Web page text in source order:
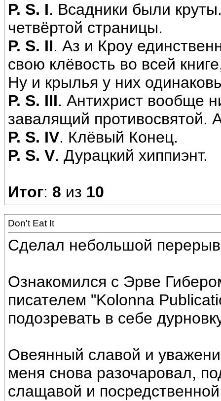
P. S. I. Всадники были
четвёртой страницы.
P. S. II. Аз и Кроу
свою клёвость во всей
Ну и крылья у них
P. S. III. Антихрист вообще
завалящий противосвятой.
P. S. IV. Клёвый Конец.
P. S. V. Дурацкий хиппиэнт.
Итог: 8 из 10
Don't Eat It
Сделал небольшой
Ознакомился с Эрве
писателем "Kolonna
подозревать в себе
Овеянный славой и
меня снова разочаровал,
слащавой и